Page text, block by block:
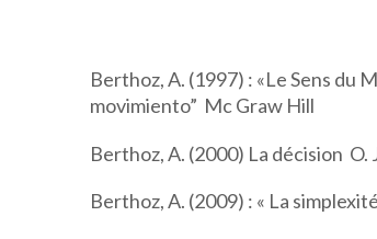
Berthoz, A. (1997) : «Le Sens du
movimiento” Mc Graw Hill
Berthoz, A. (2000) La décision
Berthoz, A. (2009) : « La